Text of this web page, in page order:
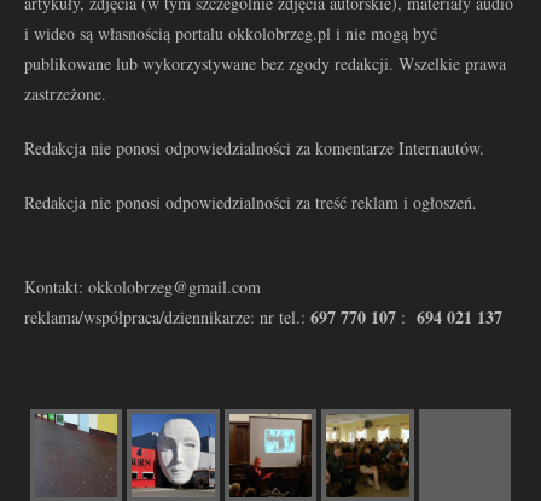
i wideo są własnością portalu okkolobrzeg.pl i nie mogą być
publikowane lub wykorzystywane bez zgody redakcji. Wszelkie prawa
zastrzeżone.
Redakcja nie ponosi odpowiedzialności za komentarze Internautów.
Redakcja nie ponosi odpowiedzialności za treść reklam i ogłoszeń.
Kontakt: okkolobrzeg@gmail.com
reklama/współpraca/dziennikarze: nr tel.: 697 770 107 : 694 021 137